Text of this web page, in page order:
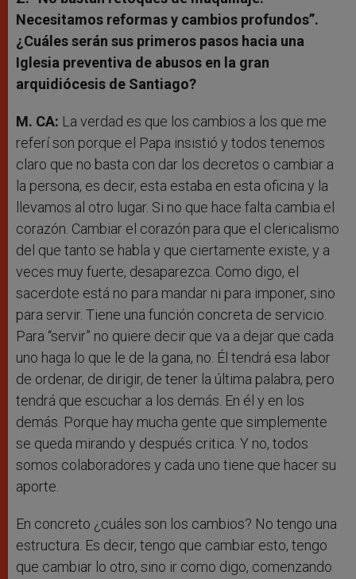
Necesitamos reformas y cambios profundos”.
¿Cuáles serán sus primeros pasos hacia una
Iglesia preventiva de abusos en la gran
arquidiócesis de Santiago?
M. CA: La verdad es que los cambios a los que me
referí son porque el Papa insistió y todos tenemos
claro que no basta con dar los decretos o cambiar a
la persona, es decir, esta estaba en esta oficina y la
llevamos al otro lugar. Si no que hace falta cambia el
corazón. Cambiar el corazón para que el clericalismo
del que tanto se habla y que ciertamente existe, y a
veces muy fuerte, desaparezca. Como digo, el
sacerdote está no para mandar ni para imponer, sino
para servir. Tiene una función concreta de servicio.
Para “servir” no quiere decir que va a dejar que cada
uno haga lo que le de la gana, no. Él tendrá esa labor
de ordenar, de dirigir, de tener la última palabra, pero
tendrá que escuchar a los demás. En él y en los
demás. Porque hay mucha gente que simplemente
se queda mirando y después critica. Y no, todos
somos colaboradores y cada uno tiene que hacer su
aporte.
En concreto ¿cuáles son los cambios? No tengo una
estructura. Es decir, tengo que cambiar esto, tengo
que cambiar lo otro, sino ir como digo, comenzando